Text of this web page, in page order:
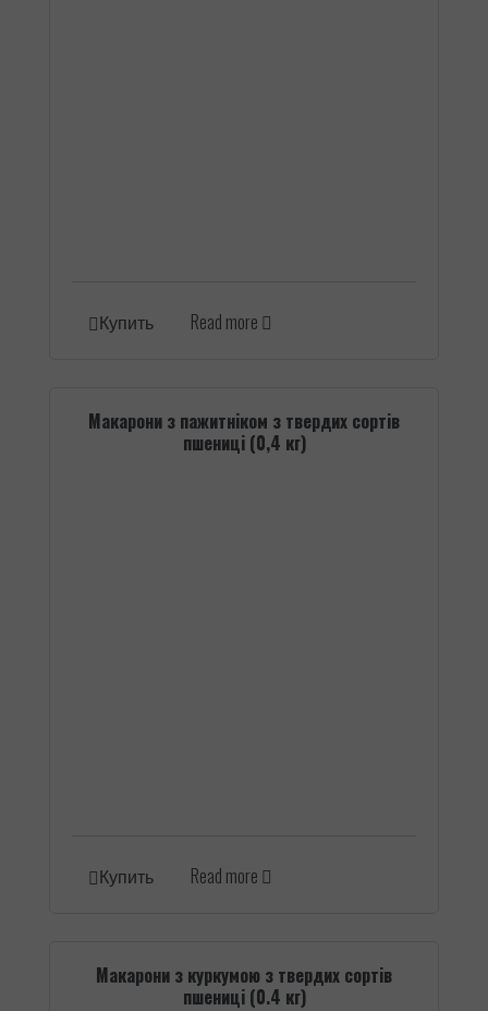
Купить Read more
Макарони з пажитніком з твердих сортів
пшениці (0,4 кг)
Купить Read more
Макарони з куркумою з твердих сортів
пшениці (0.4 кг)